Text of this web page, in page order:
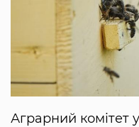
Аграрний комітет